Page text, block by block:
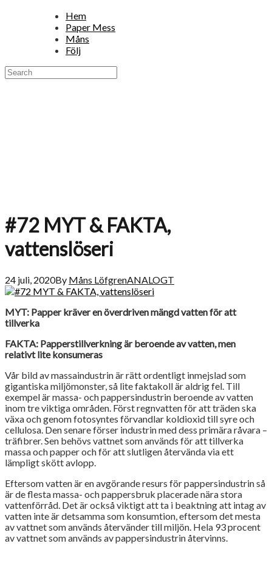
Hem
Paper Mess
Måns
Följ
#72 MYT & FAKTA,
vattenslöseri
24 juli, 2020By Måns LöfgrenANALOGT
MYT: Papper kräver en överdriven mängd vatten för att
tillverka
FAKTA: Papperstillverkning är beroende av vatten, men
relativt lite konsumeras
Vår bild av massaindustrin är rätt ordentligt inmejslad som
gigantiska miljömonster, så lite faktakoll är aldrig fel. Till
exempel är massa- och pappersindustrin beroende av vatten
inom tre viktiga områden. Först regnvatten för att träden ska
växa och genom fotosyntes förvandlar koldioxid till syre och
cellulosa. Den senare förser industrin med dess primära råvara –
träfibrer. Sen behövs vattnet som används för att tillverka
massa och papper och för att slutligen återvända via ett
lämpligt skött avlopp.
Eftersom vatten är en avgörande resurs för pappersindustrin så
är de flesta massa- och pappersbruk placerade nära stora
vattenförråd. Det är också viktigt att ta i beaktning att intag av
vatten inte är detsamma som konsumtion, eftersom det mesta
av vattnet som används återvänder till miljön. Hela 93 procent
av vattnet som används av pappersindustrin återvinns.